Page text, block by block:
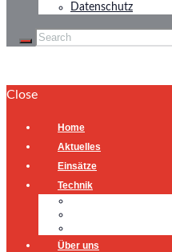
Datenschutz
Close
Home
Aktuelles
Einsätze
Technik
Über uns